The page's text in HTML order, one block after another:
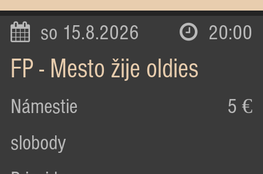
so 15.8.2026 20:00
FP - Mesto žije oldies
Námestie
slobody
5 €